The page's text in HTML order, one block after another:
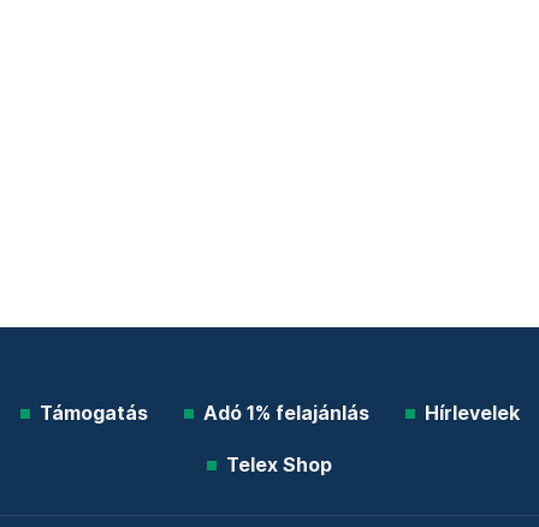
Támogatás Adó 1% felajánlás Hírlevelek
Telex Shop